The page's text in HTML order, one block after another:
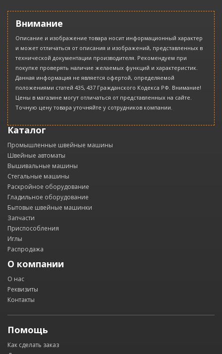
Внимание
Описание и изображение товара носит информационный характер
и может отличаться от описания и изображений, представленных в
технической документации производителя. Рекомендуем при
покупке проверять наличие желаемых функций и характеристик.
Данная информация не является офертой, определяемой
положениями статей 435, 437 Гражданского Кодекса РФ. Внимание!
Цены в магазине могут отличаться от представленных на сайте.
Точную цену товара уточняйте у сотрудников компании.
Каталог
Промышленные швейные машины
Швейные автоматы
Вышивальные машины
Стегальные машины
Раскройное оборудование
Гладильное оборудование
Бытовые швейные машинки
Запчасти
Приспособления
Иглы
Распродажа
О компании
О нас
Реквизиты
Контакты
Помощь
Как сделать заказ